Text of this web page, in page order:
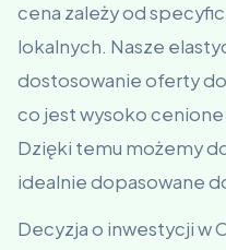
cena zależy od
lokalnych. Nasze
dostosowanie oferty
co jest wysoko
Dzięki temu możemy
idealnie dopasowane
Decyzja o inwestycji w